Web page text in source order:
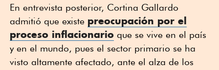
En entrevista posterior, Cortina Gallardo
admitió que existe preocupación por el
proceso inflacionario que se vive en el país
y en el mundo, pues el sector primario se ha
visto altamente afectado, ante el alza de los